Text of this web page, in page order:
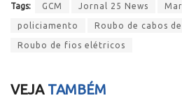
Tags: GCM Jornal 25 News
policiamento Roubo de cabos
Roubo de fios elétricos
VEJATAMBÉM